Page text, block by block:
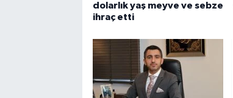
dolarlık yaş meyve ve sebze
ihraç etti